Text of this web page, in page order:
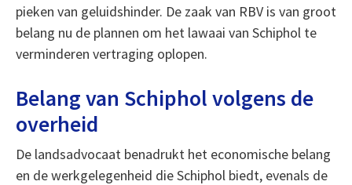
pieken van geluidshinder. De zaak van RBV is van groot
belang nu de plannen om het lawaai van Schiphol te
verminderen vertraging oplopen.
Belang van Schiphol volgens de
overheid
De landsadvocaat benadrukt het economische belang
en de werkgelegenheid die Schiphol biedt, evenals de